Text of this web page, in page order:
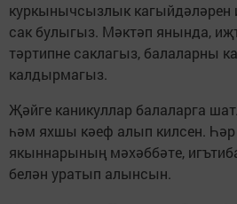
куркынычсызлык кагыйдәләрен
сак булыгыз. Мәктәп янында,
тәртипне саклагыз, балаларны
калдырмагыз.
Җәйге каникуллар балаларга
һәм яхшы кәеф алып килсен.
якыннарының мәхәббәте,
белән уратып алынсын.